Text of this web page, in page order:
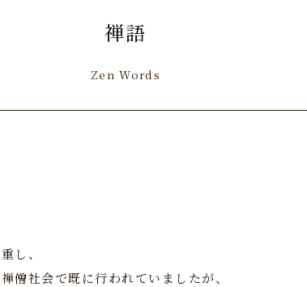
禅語
Zen Words
し、
僧社会で既に行われていましたが、